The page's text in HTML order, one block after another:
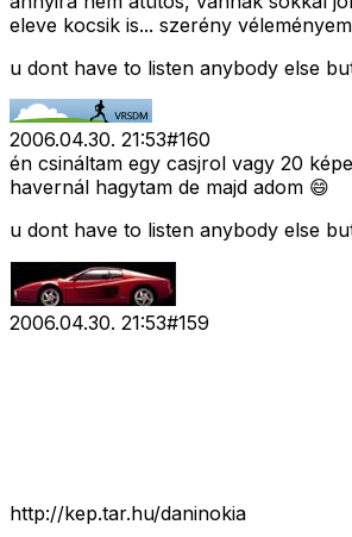
eleve kocsik is... szerény
u dont have to listen anybody else
2006.04.30. 21:53#160
én csináltam egy casjrol vagy 20
havernál hagytam de majd adom 😄
u dont have to listen anybody else
2006.04.30. 21:53#159
http://kep.tar.hu/daninokia